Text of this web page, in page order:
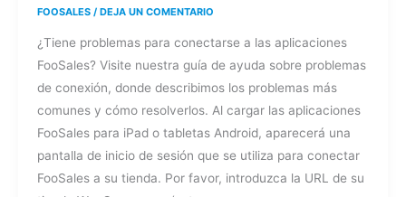
FOOSALES / DEJA UN COMENTARIO
¿Tiene problemas para conectarse a las aplicaciones
FooSales? Visite nuestra guía de ayuda sobre problemas
de conexión, donde describimos los problemas más
comunes y cómo resolverlos. Al cargar las aplicaciones
FooSales para iPad o tabletas Android, aparecerá una
pantalla de inicio de sesión que se utiliza para conectar
FooSales a su tienda. Por favor, introduzca la URL de su
the
to